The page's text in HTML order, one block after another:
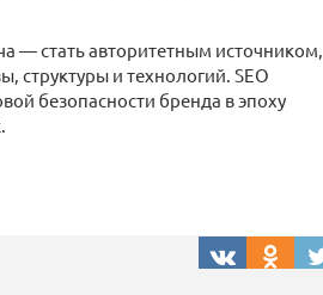
— стать авторитетным источником,
структуры и технологий. SEO
безопасности бренда в эпоху